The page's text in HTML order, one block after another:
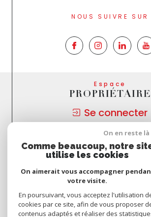
NOUS SUIVRE SUR
Espace
PROPRIÉTAIRE
Se connecter
Nous
ADHÉRONS
© 2026 | TOUS DROITS RÉSERVÉS | TRADUCTION
NOS HONORAIRES
PLAN DU SITE MENTIONS
NOS PARTENAIRES
POLITIQUE RGPD
On en reste là
Comme beaucoup, notre
utilise les cookies
On aimerait vous accompagner
votre visite.
En poursuivant, vous acceptez l'utilisation
cookies par ce site, afin de vous proposer
contenus adaptés et réaliser des